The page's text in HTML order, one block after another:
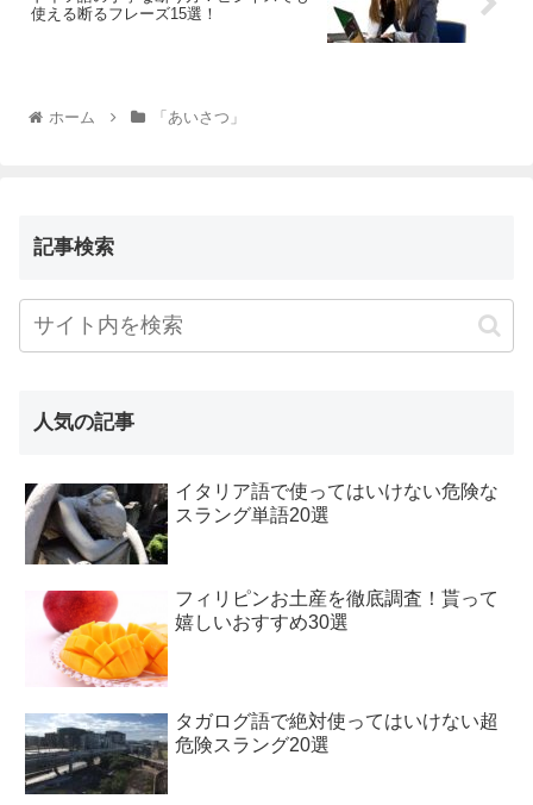
使える断るフレーズ15選！
ホーム 「あいさつ」
記事検索
人気の記事
イタリア語で使ってはいけない危険な
スラング単語20選
フィリピンお土産を徹底調査！貰って
嬉しいおすすめ30選
タガログ語で絶対使ってはいけない超
危険スラング20選